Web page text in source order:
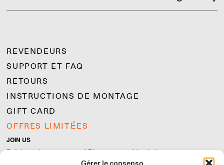
Gérer le consenso
REVENDEURS
SUPPORT ET FAQ
RETOURS
INSTRUCTIONS DE MONTAGE
GIFT CARD
OFFRES LIMITÉES
JOIN US
Rejoignez la communauté Rizoma et accédez à des contenus
exclusifs et des offres spéciales !